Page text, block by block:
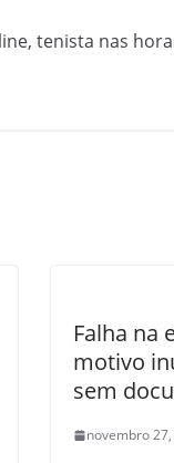
tenista nas
Falha na
motivo
sem
novembro